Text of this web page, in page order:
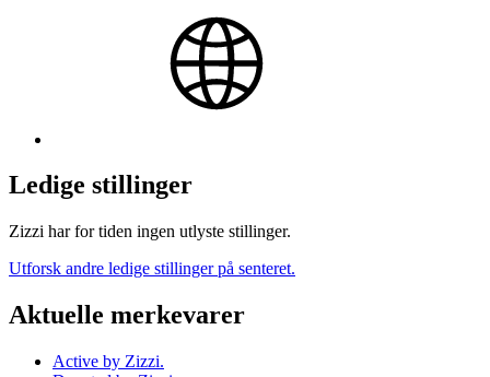
Ledige stillinger
Zizzi har for tiden ingen utlyste stillinger.
Utforsk andre ledige stillinger på senteret.
Aktuelle merkevarer
Active by Zizzi.